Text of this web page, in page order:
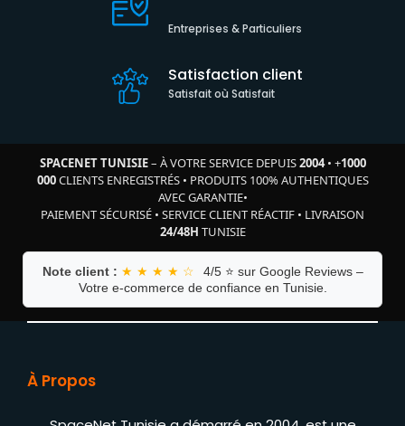
Entreprises & Particuliers
Satisfaction client
Satisfait où Satisfait
SPACENET TUNISIE– À VOTRE SERVICE DEPUIS2004• +1000
000CLIENTS ENREGISTRÉS• PRODUITS 100% AUTHENTIQUES
AVEC GARANTIE•
PAIEMENT SÉCURISÉ • SERVICE CLIENT RÉACTIF • LIVRAISON
24/48H TUNISIE
Note client : ★ ★ ★ ★ ☆
4/5 ⭐ sur Google Reviews –
Votre e-commerce de confiance en Tunisie.
À Propos